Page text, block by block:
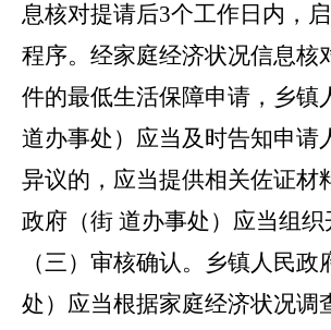
息核对提请后3个工作日内，
程序。经家庭经济状况信息核
件的最低生活保障申请，乡镇
道办事处）应当及时告知申请
异议的，应当提供相关佐证材
政府（街 道办事处）应当组织
（三）审核确认。
乡镇人民政
处）应当根据家庭经济状况调